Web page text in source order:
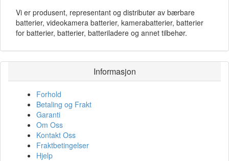
Vi er produsent, representant og distributør av bærbare
batterier, videokamera batterier, kamerabatterier, batterier
for batterier, batterier, batteriladere og annet tilbehør.
Informasjon
Forhold
Betaling og Frakt
Garanti
Om Oss
Kontakt Oss
Fraktbetingelser
Hjelp